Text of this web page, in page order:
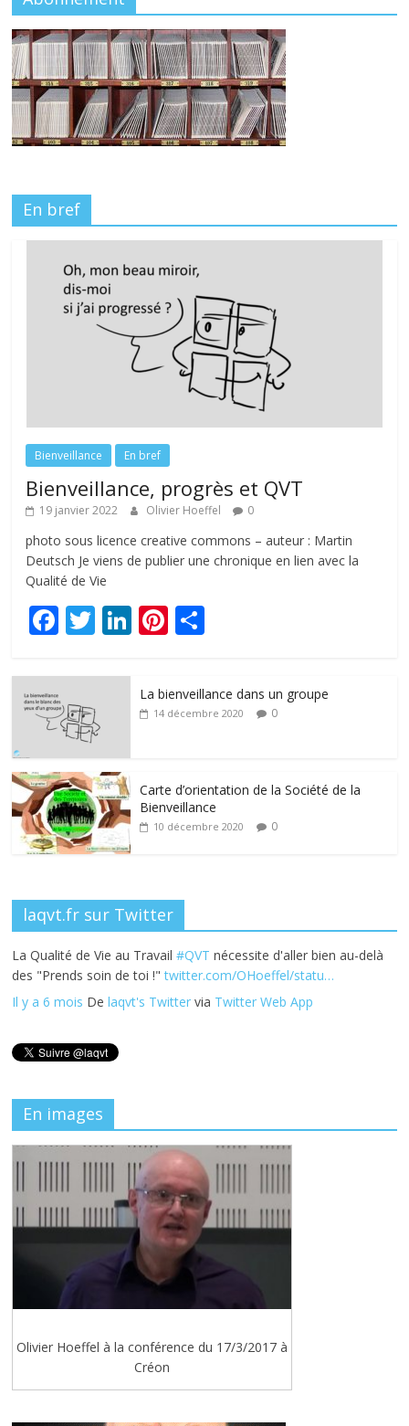
En bref
Bienveillance En bref
Bienveillance, progrès et QVT
19 janvier 2022 Olivier Hoeffel 0
photo sous licence creative commons – auteur : Martin
Deutsch Je viens de publier une chronique en lien avec la
Qualité de Vie
F
e
b
o
o
k
T
itt
er
Li
e
Pi
e g
La bienveillance dans un groupe
14 décembre 2020 0
Carte d’orientation de la Société de la
Bienveillance
10 décembre 2020 0
laqvt.fr sur Twitter
La Qualité de Vie au Travail#QVT nécessite d'aller bien au-delà
des "Prends soin de toi !"twitter.com/OHoeffel/statu…
Il y a 6 mois Delaqvt's Twitter via Twitter Web App
En images
Olivier Hoeffel à la conférence du 17/3/2017 à
Créon